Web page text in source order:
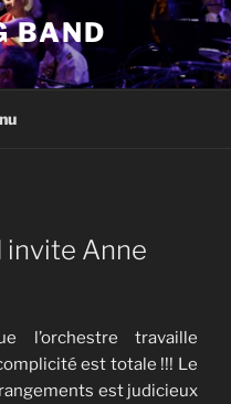
BAND
invite Anne
l’orchestre travaille
est totale !!! Le
est judicieux